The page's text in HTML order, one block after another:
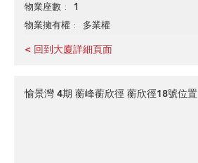
物業座數 1
物業擁有權 多業權
< 回到大廈詳細頁面
愉景灣 4期 蘅峰蘅欣徑 蘅欣徑18號位置